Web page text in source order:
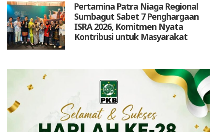
Pertamina Patra Niaga Regional
Sumbagut Sabet 7 Penghargaan
ISRA 2026, Komitmen Nyata
Kontribusi untuk Masyarakat